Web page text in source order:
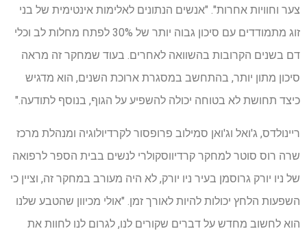
צער וחוויות אחרות". "אנשים הנתונים לאלימות אינטימית של בני
זוג מתמודדים עם סיכון גבוה יותר של 30% לפתח מחלות לב וכלי
דם בשנים הקרובות בהשוואה לאחרים. בעוד שמחקר זה מראה
סיכון מתון יותר, בהתחשב במסגרת ארוכת השנים, הוא מדגיש
כיצד תחושת לא בטוחה יכולה להשפיע על הגוף, בנוסף לתודעה."
ריינולדס, ג'ואל וג'ואן סמילוב פרופסור לקרדיולוגיה ומנהלת מרכז
שרה רוס סוטר למחקר קרדיווסקולרי לנשים בבית הספר לרפואה
של ניו יורק גרוסמן בעיר ניו יורק, לא היה מעורב במחקר זה, וציין כי
השפעות הלחץ יכולות להיות לאורך זמן. "אולי מכיוון שהטבע שלנו
הוא לחשוב מחדש על דברים שקורים לנו, לגרום לנו לחוות את